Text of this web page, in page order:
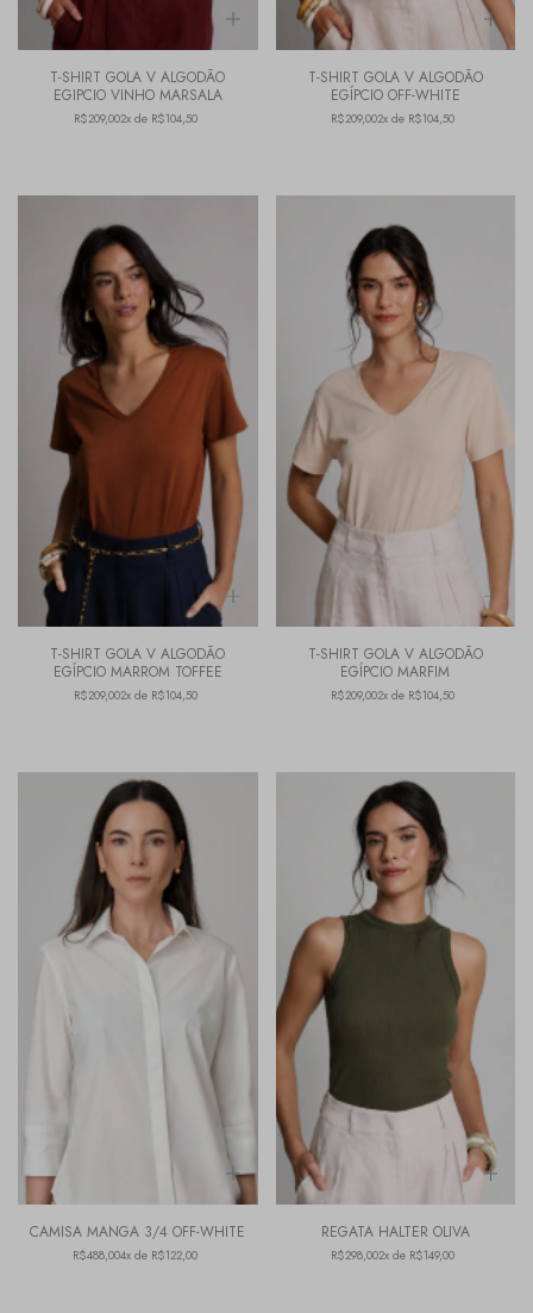
T-SHIRT GOLA V ALGODÃO
EGIPCIO VINHO MARSALA
R$209,002x de R$104,50
T-SHIRT GOLA V ALGODÃO
EGÍPCIO OFF-WHITE
R$209,002x de R$104,50
T-SHIRT GOLA V ALGODÃO
EGÍPCIO MARROM TOFFEE
R$209,002x de R$104,50
T-SHIRT GOLA V ALGODÃO
EGÍPCIO MARFIM
R$209,002x de R$104,50
CAMISA MANGA 3/4 OFF-WHITE
R$488,004x de R$122,00
REGATA HALTER OLIVA
R$298,002x de R$149,00